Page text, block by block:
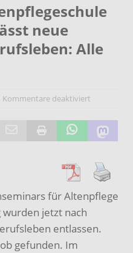
neue
Alle
Kommentare deaktiviert
für Altenpflege
jetzt nach
entlassen.
gefunden. Im